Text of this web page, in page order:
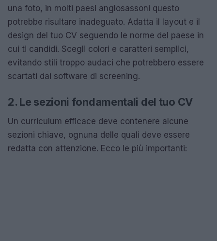
una foto, in molti paesi anglosassoni questo
potrebbe risultare inadeguato. Adatta il layout e il
design del tuo CV seguendo le norme del paese in
cui ti candidi. Scegli colori e caratteri semplici,
evitando stili troppo audaci che potrebbero essere
scartati dai software di screening.
2. Le sezioni fondamentali del tuo CV
Un curriculum efficace deve contenere alcune
sezioni chiave, ognuna delle quali deve essere
redatta con attenzione. Ecco le più importanti: